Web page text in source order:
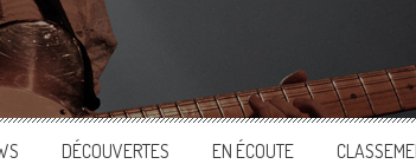
DÉCOUVERTES EN ÉCOUTE